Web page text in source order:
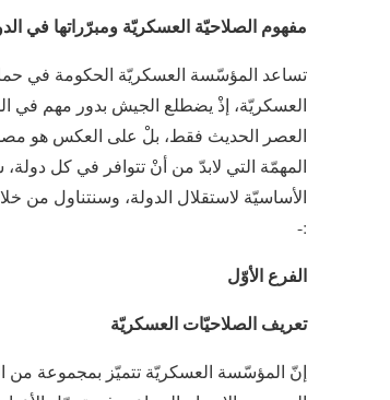
مفهوم الصلاحيّة العسكريّة ومبرّراتها في
تساعد المؤسّسة العسكريّة الحكومة في
العسكريّة، إذْ يضطلع الجيش بدور مهم في
العصر الحديث فقط، بلْ على العكس هو
المهمّة التي لابدّ من أنْ تتوافر في كل
الأساسيّة لاستقلال الدولة، وسنتناول من
:-
الفرع الأوّل
تعريف الصلاحيّات العسكريّة
إنّ المؤسّسة العسكريّة تتميّز بمجموعة من